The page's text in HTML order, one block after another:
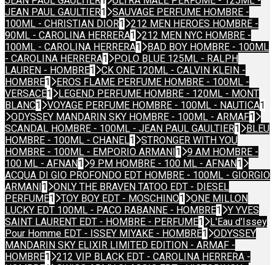
JEAN PAUL GAULTIER1
SAUVAGE PERFUME HOMBRE -
100ML - CHRISTIAN DIOR1
212 MEN HEROES HOMBRE -
90ML - CAROLINA HERRERA1
212 MEN NYC HOMBRE -
100ML - CAROLINA HERRERA1
BAD BOY HOMBRE - 100ML
- CAROLINA HERRERA1
POLO BLUE 125ML - RALPH
LAUREN - HOMBRE1
CK ONE 120ML - CALVIN KLEIN -
HOMBRE1
EROS FLAME PERFUME HOMBRE - 100ML -
VERSACE1
LEGEND PERFUME HOMBRE - 120ML - MONT
BLANC1 VOYAGE PERFUME HOMBRE - 100ML - NAUTICA1
ODYSSEY MANDARIN SKY HOMBRE - 100ML - ARMAF1
SCANDAL HOMBRE - 100ML - JEAN PAUL GAULTIER1
BLEU
HOMBRE - 100ML - CHANEL1
STRONGER WITH YOU
HOMBRE - 100ML - EMPORIO ARMANI 1
9 AM HOMBRE -
100 ML - AFNAN1 9 PM HOMBRE - 100 ML - AFNAN1
ACQUA DI GIO PROFONDO EDT HOMBRE - 100ML - GIORGIO
ARMANI 1
ONLY THE BRAVEN TATOO EDT - DIESEL
PERFUME1 TOY BOY EDT - MOSCHINO1
ONE MILLON
LUCKY EDT 100ML - PACO RABANNE - HOMBRE1
Y YVES
SAINT LAURENT EDT - HOMBRE - PERFUME1
L'Eau d'Issey
Pour Homme EDT - ISSEY MIYAKE - HOMBRE1
ODYSSEY
MANDARIN SKY ELIXIR LIMITED EDITION - ARMAF -
HOMBRE1
212 VIP BLACK EDT - CAROLINA HERRERA -